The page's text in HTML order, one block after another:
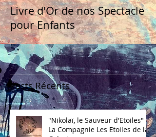
Livre d'Or de nos Spectacle
pour Enfants
Posts Récents
"Nikolaï, le Sauveur d'Etoiles" -
La Compagnie Les Etoiles de la